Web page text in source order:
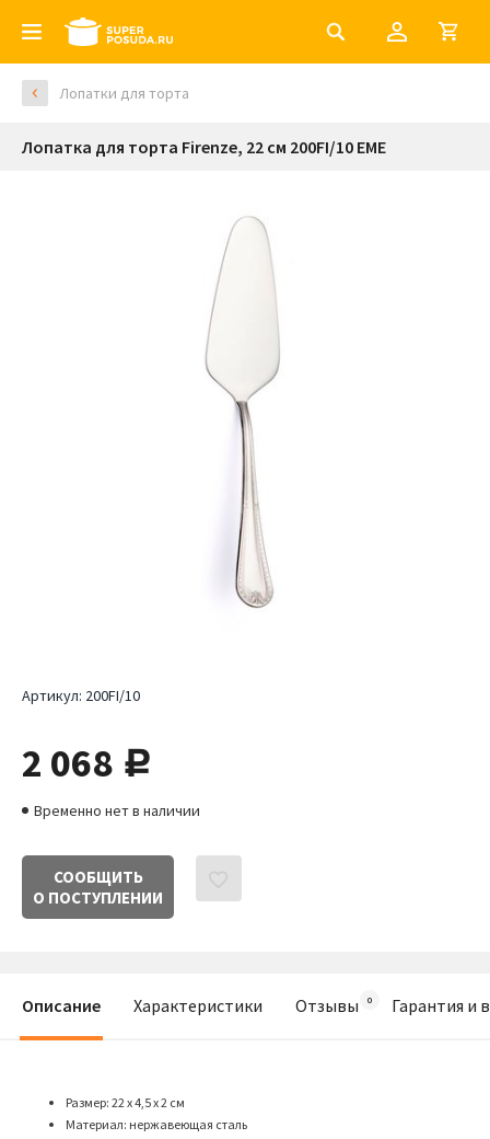
Лопатки для торта
Лопатка для торта Firenze, 22 см 200FI/10 EME
Артикул: 200FI/10
2 068 руб.
Временно нет в наличии
СООБЩИТЬ
О ПОСТУПЛЕНИИ
Описание Характеристики Отзывы Гарантия и
Размер: 22 x 4,5 x 2 см
Материал: нержавеющая сталь